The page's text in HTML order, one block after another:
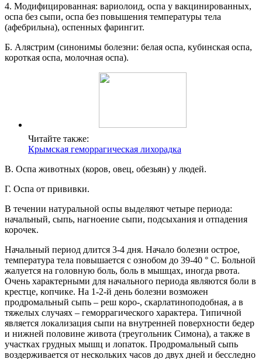
4. Модифицированная: вариолоид, оспа у вакцинированных,
оспа без сыпи, оспа без повышения температуры тела
(афебрильна), оспенных фарингит.
Б. Алястрим (синонимы болезни: белая оспа, кубинская оспа,
короткая оспа, молочная оспа).
Читайте также:
Крымская геморрагическая лихорадка
В. Оспа животных (коров, овец, обезьян) у людей.
Г. Оспа от прививки.
В течении натуральной оспы выделяют четыре периода:
начальный, сыпь, нагноение сыпи, подсыхания и отпадения
корочек.
Начальный период длится 3-4 дня. Начало болезни острое,
температура тела повышается с ознобом до 39-40 ° С. Больной
жалуется на головную боль, боль в мышцах, иногда рвота.
Очень характерными для начального периода являются боли в
крестце, копчике. На 1-2-й день болезни возможен
продромальный сыпь – реш коро-, скарлатиноподобная, а в
тяжелых случаях – геморрагического характера. Типичной
является локализация сыпи на внутренней поверхности бедер
и нижней половине живота (треугольник Симона), а также в
участках грудных мышц и лопаток. Продромальный сыпь
воздерживается от нескольких часов до двух дней и бесследно